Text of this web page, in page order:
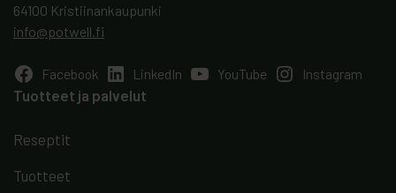
64100 Kristiinankaupunki
info@potwell.fi
Facebook LinkedIn YouTube Instagram
Tuotteet ja palvelut
Reseptit
Tuotteet